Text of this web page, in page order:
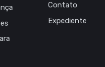
Contato
Expediente